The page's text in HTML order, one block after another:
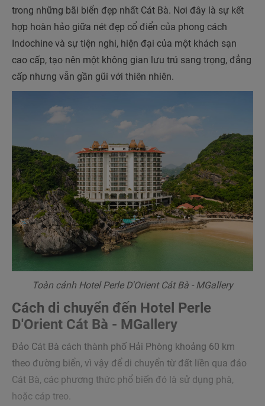
trong những bãi biển đẹp nhất Cát Bà. Nơi đây là sự kết
hợp hoàn hảo giữa nét đẹp cổ điển của phong cách
Indochine và sự tiện nghi, hiện đại của một khách sạn
cao cấp, tạo nên một không gian lưu trú sang trọng, đẳng
cấp nhưng vẫn gần gũi với thiên nhiên.
Toàn cảnh Hotel Perle D'Orient Cát Bà - MGallery
Cách di chuyển đến Hotel Perle
D'Orient Cát Bà - MGallery
Đảo Cát Bà cách thành phố Hải Phòng khoảng 60 km
theo đường biển, vì vậy để di chuyển từ đất liền qua đảo
Cát Bà, các phương thức phổ biến đó là sử dụng phà,
hoặc cáp treo.